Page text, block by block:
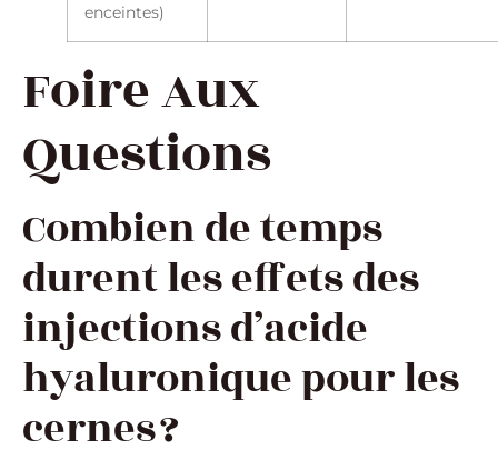
enceintes)
Foire Aux
Questions
Combien de temps
durent les effets des
injections d’acide
hyaluronique pour les
cernes ?